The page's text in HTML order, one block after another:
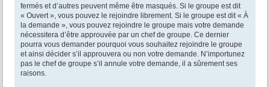
fermés et d’autres peuvent même être masqués. Si le groupe est dit
« Ouvert », vous pouvez le rejoindre librement. Si le groupe est dit « À
la demande », vous pouvez rejoindre le groupe mais votre demande
nécessitera d’être approuvée par un chef de groupe. Ce dernier
pourra vous demander pourquoi vous souhaitez rejoindre le groupe
et ainsi décider s’il approuvera ou non votre demande. N’importunez
pas le chef de groupe s’il annule votre demande, il a sûrement ses
raisons.